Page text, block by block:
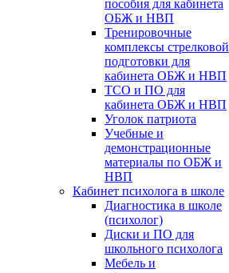
пособия для кабинета
ОБЖ и НВП
Тренировочные
комплексы стрелковой
подготовки для
кабинета ОБЖ и НВП
ТСО и ПО для
кабинета ОБЖ и НВП
Уголок патриота
Учебные и
демонстрационные
материалы по ОБЖ и
НВП
Кабинет психолога в школе
Диагностика в школе
(психолог)
Диски и ПО для
школьного психолога
Мебель и